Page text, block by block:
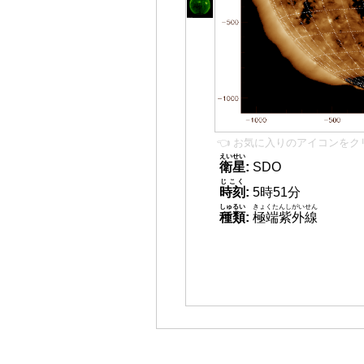
👈 お気に入りのアイコンをク
衛星
えいせい
: SDO
時刻
じこく
: 5時51分
種類
しゅるい
: 極端紫外線
きょくたんしがいせん